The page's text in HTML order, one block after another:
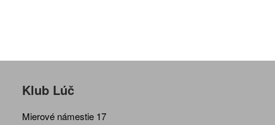
Klub Lúč
Mierové námestie 17